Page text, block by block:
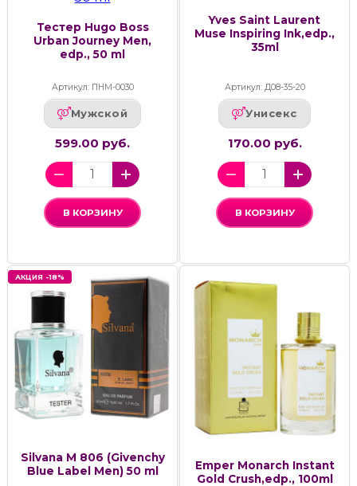
Тестер Hugo Boss
Urban Journey Men,
edp., 50 ml
Артикул: ПНМ-0030
Мужской
599.00 руб.
В КОРЗИНУ
Yves Saint Laurent
Muse Inspiring Ink,edp.,
35ml
Артикул: Д08-35-20
Унисекс
170.00 руб.
В КОРЗИНУ
АКЦИЯ -18%
Silvana M 806 (Givenchy
Blue Label Men) 50 ml
Emper Monarch Instant
Gold Crush,edp., 100ml